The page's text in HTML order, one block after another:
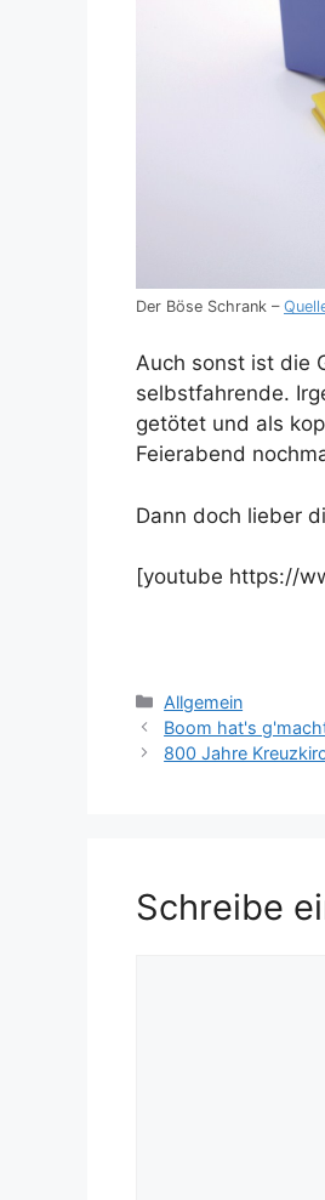
Der Böse Schrank –
Auch sonst ist die
selbstfahrende.
getötet und als
Feierabend
Dann doch lieber
[youtube https://
Kategorien
Allgemein
Boom hat's
800 Jahre
Schreibe